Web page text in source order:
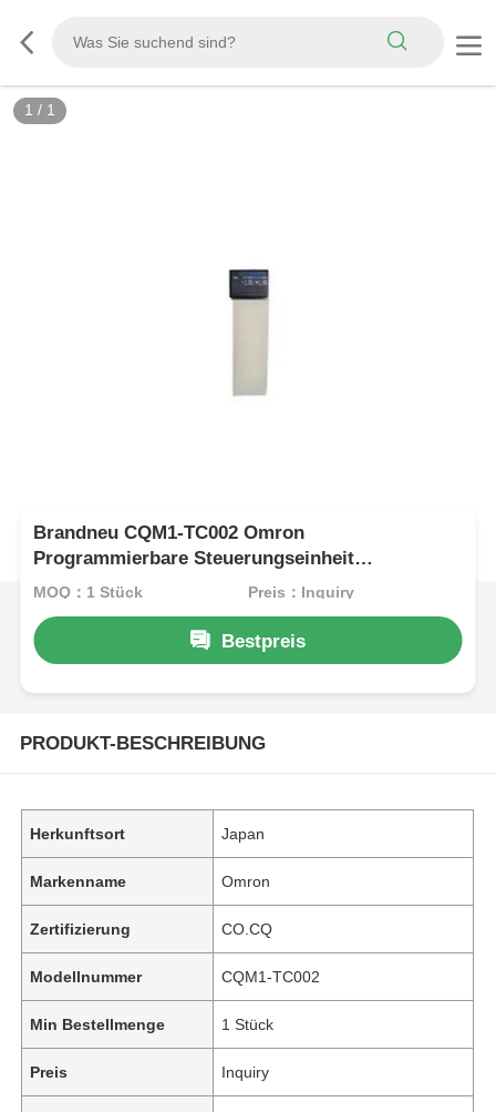
1 / 1
Brandneu CQM1-TC002 Omron
Programmierbare Steuerungseinheit
CQM1TC002 1 Jahr Garantie
MOQ：1 Stück Preis：Inquiry
Bestpreis
PRODUKT-BESCHREIBUNG
Herkunftsort Japan
Markenname Omron
Zertifizierung CO.CQ
Modellnummer CQM1-TC002
Min Bestellmenge 1 Stück
Preis Inquiry